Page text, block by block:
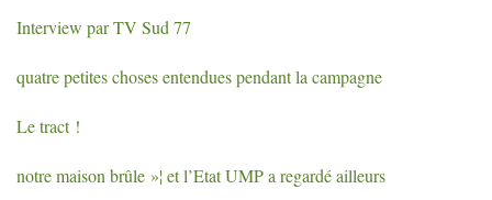
Interview parTV Sud 77
quatre petites choses entendues pendant la campagne
Le tract !
notre maison brûle »¦ et l’EtatUMPa regardé ailleurs